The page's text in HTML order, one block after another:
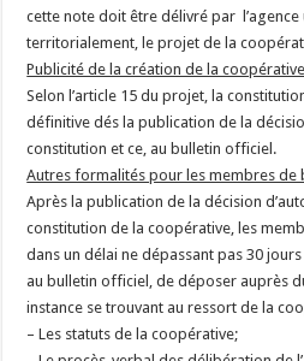
cette note doit être délivré par
territorialement, le projet de la
Publicité de la création de la
Selon l’article 15 du projet, la
définitive dés la publication de la
constitution et ce, au bulletin officiel.
Autres formalités pour les membres de
Après la publication de la décision
constitution de la coopérative, les
dans un délai ne dépassant pas 30
au bulletin officiel, de déposer auprès
instance se trouvant au ressort de la
– Les statuts de la coopérative;